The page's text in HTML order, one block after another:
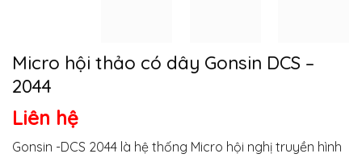
Micro hội thảo có dây Gonsin DCS –
2044
Liên hệ
Gonsin -DCS 2044 là hệ thống Micro hội nghị truyền hình